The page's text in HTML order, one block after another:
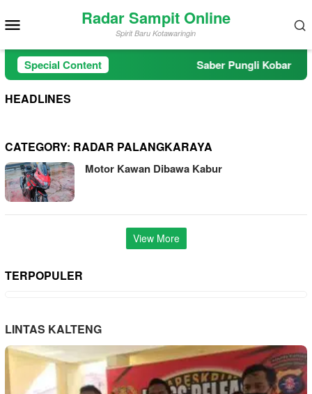
to
Menu
Radar Sampit Online
Spirit Baru Kotawaringin
Special Content Saber Pungli Kobar
HEADLINES
CATEGORY: RADAR PALANGKARAYA
Motor Kawan Dibawa Kabur
View More
TERPOPULER
LINTAS KALTENG